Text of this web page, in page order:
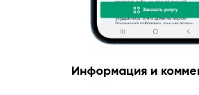
Информация и